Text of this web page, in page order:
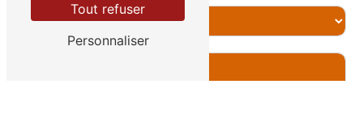
Tout refuser
Personnaliser